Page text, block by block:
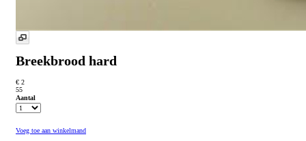
Breekbrood hard
€ 2
55
Aantal
Voeg toe aan winkelmand